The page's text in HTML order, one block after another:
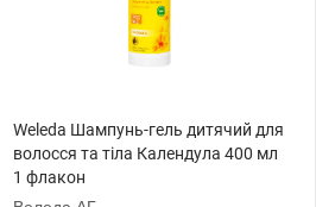
Weleda Шампунь-гель дитячий для
волосся та тіла Календула 400 мл
1 флакон